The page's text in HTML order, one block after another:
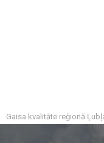
Gaisa kvalitāte reģionā